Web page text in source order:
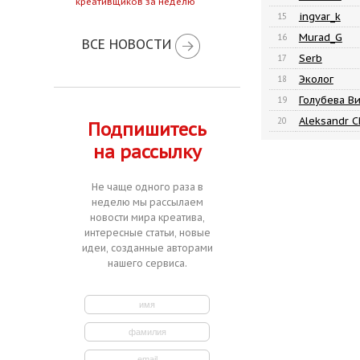
ВСЕ НОВОСТИ
Подпишитесь
на рассылку
Не чаще одного раза в
неделю мы рассылаем
новости мира креатива,
интересные статьи, новые
идеи, созданные авторами
нашего сервиса.
15 ingvar_k
16 Murad_G
17 Serb
18 Эколог
19 Голубева
20 Aleksandr